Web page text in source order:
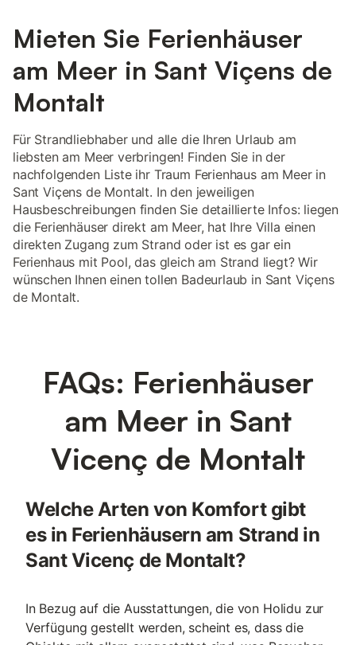
Mieten Sie Ferienhäuser
am Meer in Sant Viçens de
Montalt
Für Strandliebhaber und alle die Ihren Urlaub am
liebsten am Meer verbringen! Finden Sie in der
nachfolgenden Liste ihr Traum Ferienhaus am Meer in
Sant Viçens de Montalt. In den jeweiligen
Hausbeschreibungen finden Sie detaillierte Infos: liegen
die Ferienhäuser direkt am Meer, hat Ihre Villa einen
direkten Zugang zum Strand oder ist es gar ein
Ferienhaus mit Pool, das gleich am Strand liegt? Wir
wünschen Ihnen einen tollen Badeurlaub in Sant Viçens
de Montalt.
FAQs: Ferienhäuser
am Meer in Sant
Vicenç de Montalt
Welche Arten von Komfort gibt
es in Ferienhäusern am Strand in
Sant Vicenç de Montalt?
In Bezug auf die Ausstattungen, die von Holidu zur
Verfügung gestellt werden, scheint es, dass die